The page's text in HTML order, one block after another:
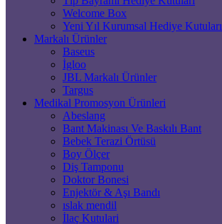
Welcome Box
Yeni Yıl Kurumsal Hediye Kutuları
Markalı Ürünler
Baseus
İgloo
JBL Markalı Ürünler
Targus
Medikal Promosyon Ürünleri
Abeslang
Bant Makinası Ve Baskılı Bant
Bebek Terazi Örtüsü
Boy Ölçer
Diş Tamponu
Doktor Bonesi
Enjektör & Aşı Bandı
ıslak mendil
İlaç Kutulari